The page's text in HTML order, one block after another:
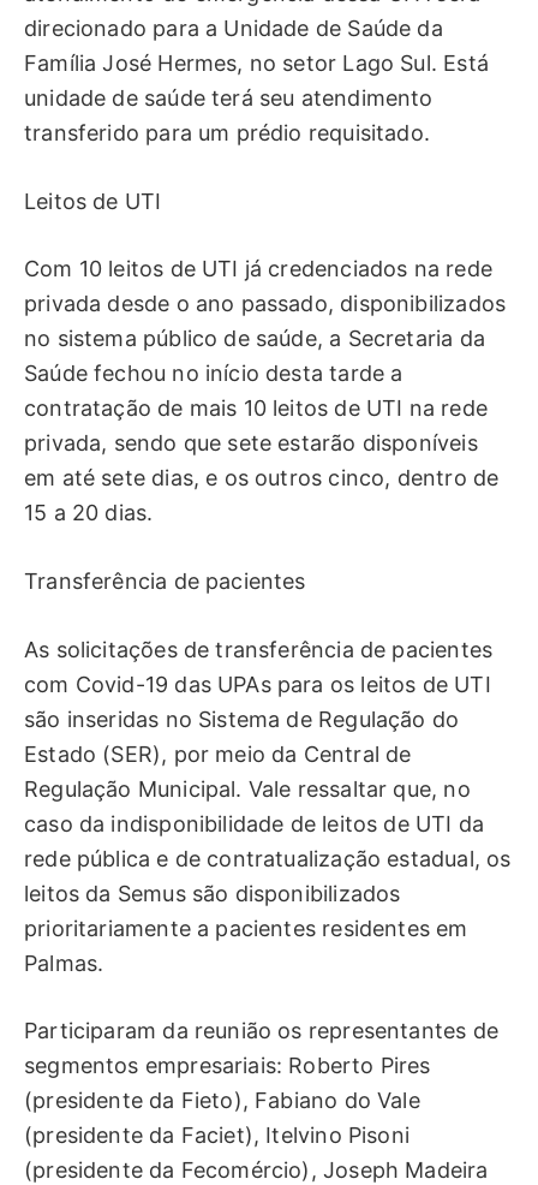
direcionado para a Unidade de Saúde da
Família José Hermes, no setor Lago Sul. Está
unidade de saúde terá seu atendimento
transferido para um prédio requisitado.
Leitos de UTI
Com 10 leitos de UTI já credenciados na rede
privada desde o ano passado, disponibilizados
no sistema público de saúde, a Secretaria da
Saúde fechou no início desta tarde a
contratação de mais 10 leitos de UTI na rede
privada, sendo que sete estarão disponíveis
em até sete dias, e os outros cinco, dentro de
15 a 20 dias.
Transferência de pacientes
As solicitações de transferência de pacientes
com Covid-19 das UPAs para os leitos de UTI
são inseridas no Sistema de Regulação do
Estado (SER), por meio da Central de
Regulação Municipal. Vale ressaltar que, no
caso da indisponibilidade de leitos de UTI da
rede pública e de contratualização estadual, os
leitos da Semus são disponibilizados
prioritariamente a pacientes residentes em
Palmas.
Participaram da reunião os representantes de
segmentos empresariais: Roberto Pires
(presidente da Fieto), Fabiano do Vale
(presidente da Faciet), Itelvino Pisoni
(presidente da Fecomércio), Joseph Madeira